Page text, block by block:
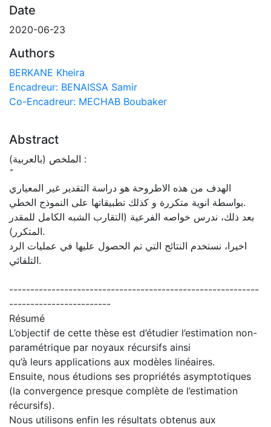
Date
2020-06-23
Authors
BERKANE Kheira
Encadreur: BENAISSA Samir
Co-Encadreur: MECHAB Boubaker
Abstract
الملخص (بالعربية) :
الهدف من هذه الاطروحة هو دراسة التقدير غير المعياري
بواسطة انوية متكررة و كذلك تطبيقاتها على النموذج الخطي.
بعد ذلك، ندرس خواصه الفرعية (التقارب الشبه الكامل للمقدر
المتكرر).
اخيرا، نستخدم النتائج التي تم الحصول عليها في عمليات الرد
التلقائي.
-----------------------------------------------------------
------------------------
Résumé
L’objectif de cette thèse est d’étudier l’estimation non-
paramétrique par noyaux récursifs ainsi
qu’à leurs applications aux modèles linéaires.
Ensuite, nous étudions ses propriétés asymptotiques
(la convergence presque complète de l’estimation
récursifs).
Nous utilisons enfin les résultats obtenus aux